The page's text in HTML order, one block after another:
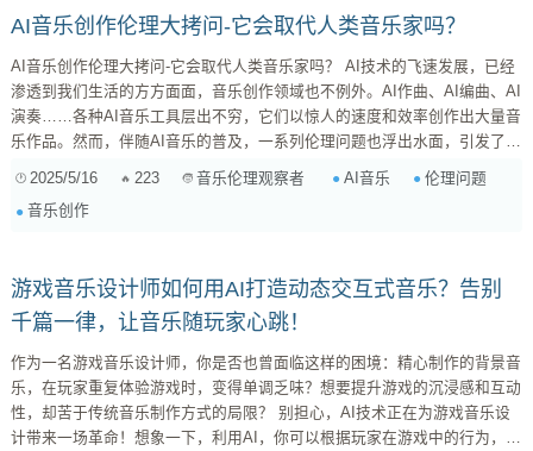
AI音乐创作伦理大拷问-它会取代人类音乐家吗？
AI音乐创作伦理大拷问-它会取代人类音乐家吗？ AI技术的飞速发展，已经
渗透到我们生活的方方面面，音乐创作领域也不例外。AI作曲、AI编曲、AI
演奏……各种AI音乐工具层出不穷，它们以惊人的速度和效率创作出大量音
乐作品。然而，伴随AI音乐的普及，一系列伦理问题也浮出水面，引发了音
AI音乐创作最核心的伦理问题，莫过于创造力的归属。一首AI创作的音乐，
它的“作者”究竟是谁？是编写算法的程序员？是提供训练数据的音乐家？还
2025/5/16 223 音乐伦理观察者 AI音乐
伦理问题
音乐创作
游戏音乐设计师如何用AI打造动态交互式音乐？告别
千篇一律，让音乐随玩家心跳！
作为一名游戏音乐设计师，你是否也曾面临这样的困境：精心制作的背景音
乐，在玩家重复体验游戏时，变得单调乏味？想要提升游戏的沉浸感和互动
性，却苦于传统音乐制作方式的局限？ 别担心，AI技术正在为游戏音乐设
计带来一场革命！想象一下，利用AI，你可以根据玩家在游戏中的行为，实